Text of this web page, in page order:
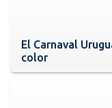
El Carnaval
color